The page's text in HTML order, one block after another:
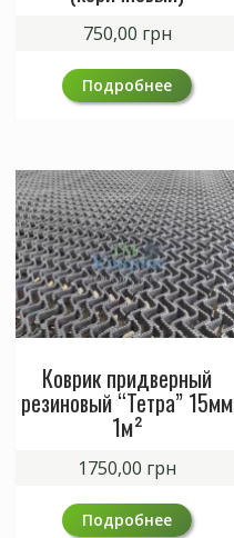
750,00 грн
Подробнее
Коврик придверный
резиновый “Тетра” 15мм
1м²
1750,00 грн
Подробнее